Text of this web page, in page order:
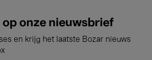
onze nieuwsbrief
en krijg het laatste Bozar nieuws